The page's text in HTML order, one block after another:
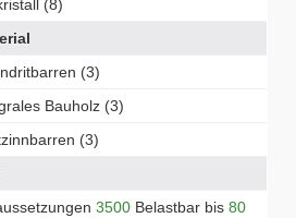
(8)
(3)
Bauholz (3)
(3)
3500 Belastbar bis 80